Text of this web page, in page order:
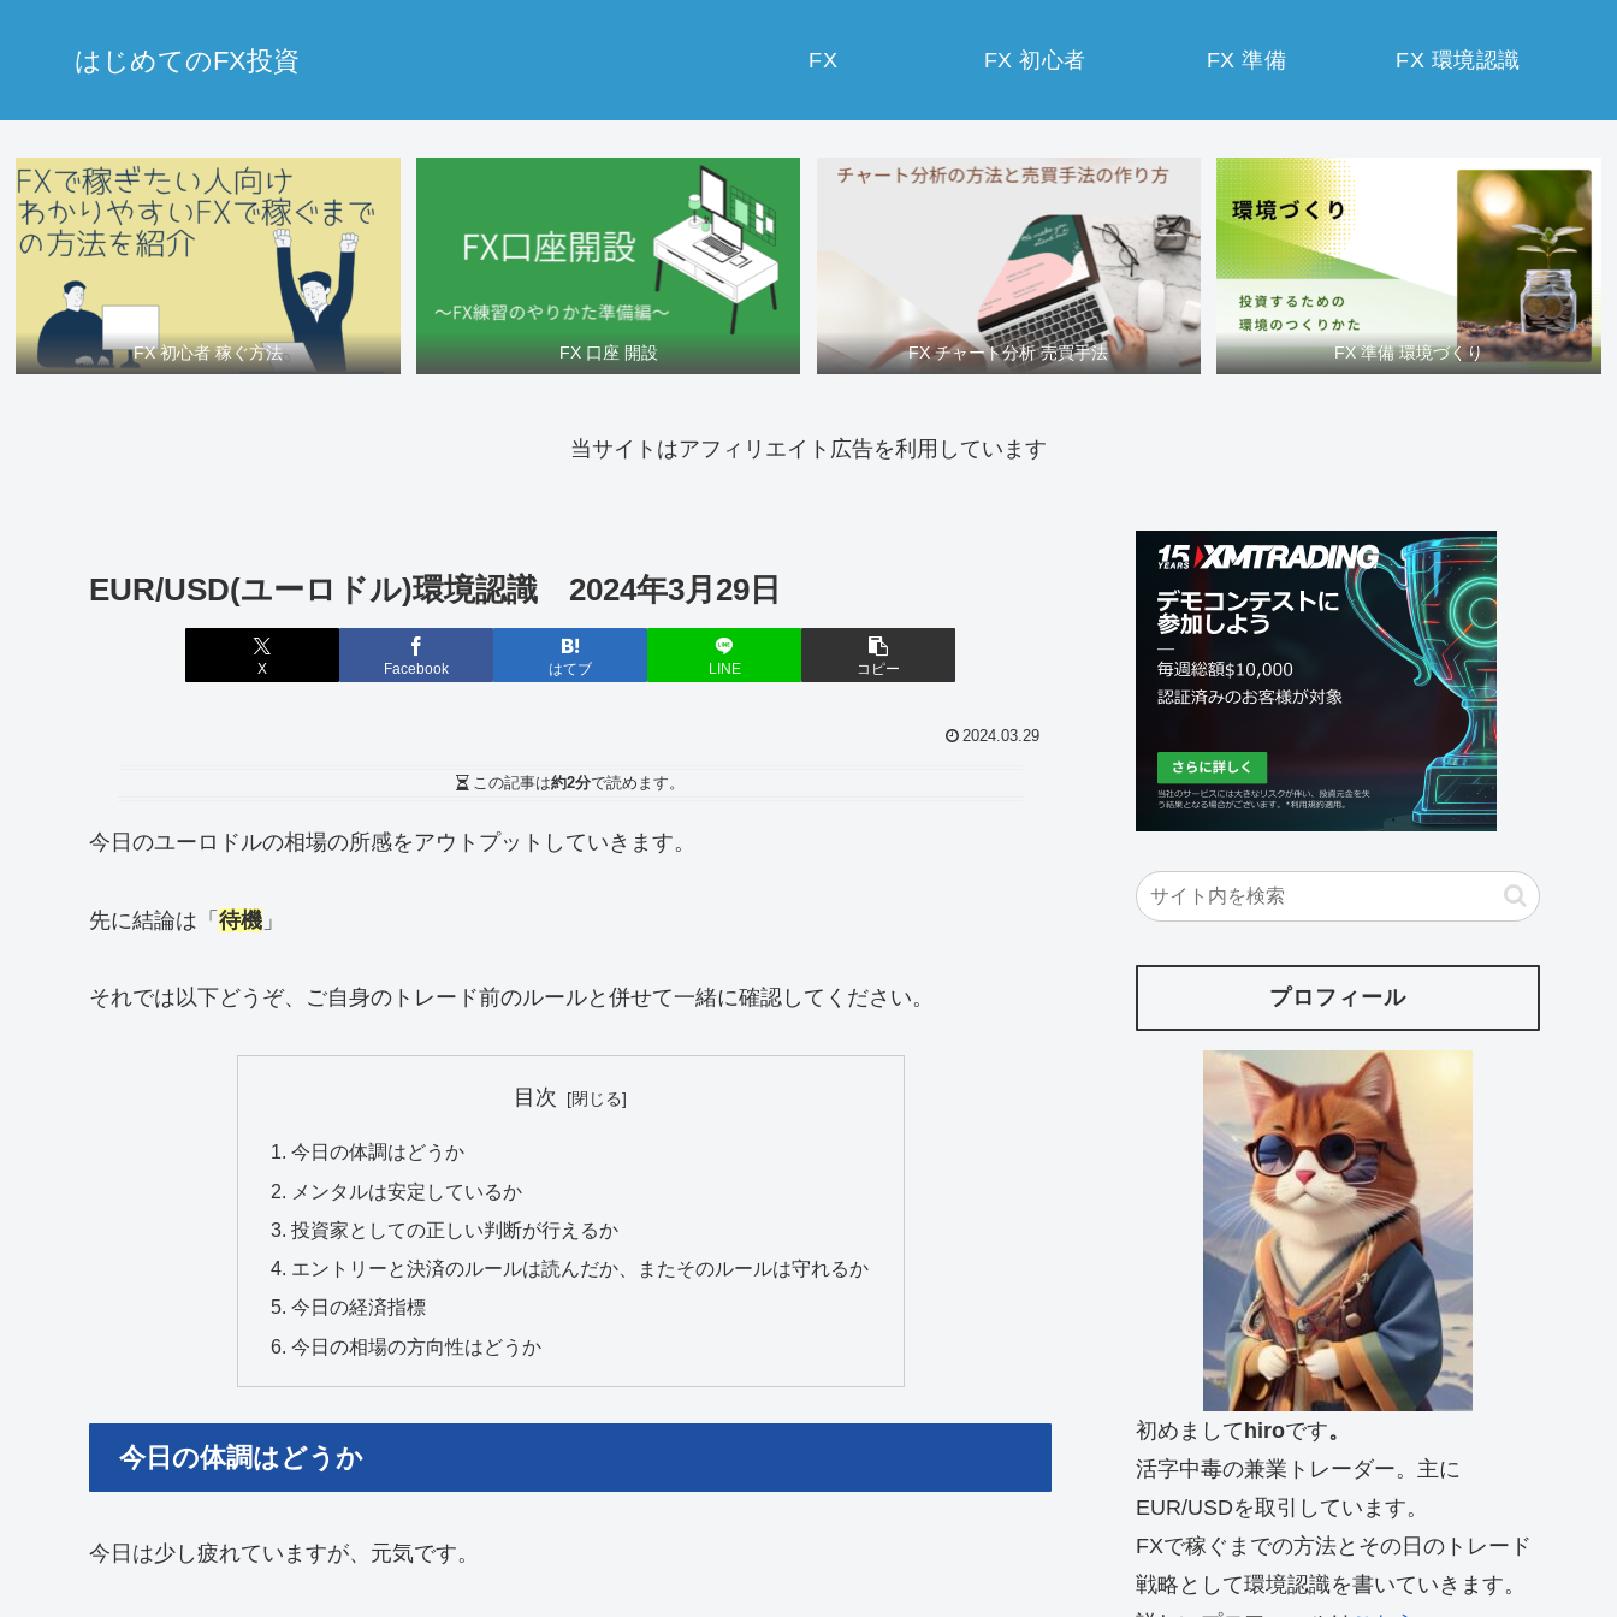
はじめてのFX投資 FX FX 初心者 FX 準備 FX 環境認識
FX 初心者 稼ぐ方法 FX 口座 開設 FX チャート分析 売買手法 FX 準備 環境づくり
当サイトはアフィリエイト広告を利用しています
EUR/USD(ユーロドル)環境認識 2024年3月29日
X Facebook はてブ LINE コピー
2024.03.29
この記事は約2分で読めます。
今日のユーロドルの相場の所感をアウトプットしていきます。
先に結論は「 待機 」
それでは以下どうぞ、ご自身のトレード前のルールと併せて一緒に確認してください。
目次
今日の体調はどうか
メンタルは安定しているか
投資家としての正しい判断が行えるか
エントリーと決済のルールは読んだか、またそのルールは守れるか
今日の経済指標
今日の相場の方向性はどうか
今日の体調はどうか
今日は少し疲れていますが、元気です。
プロフィール
初めましてhiroです。
活字中毒の兼業トレーダー。主に
EUR/USDを取引しています。
FXで稼ぐまでの方法とその日のトレード
戦略として環境認識を書いていきます。